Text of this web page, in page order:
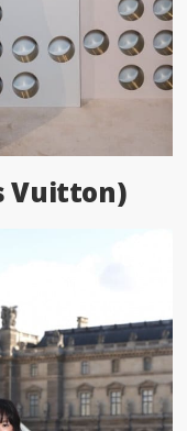
Vuitton)